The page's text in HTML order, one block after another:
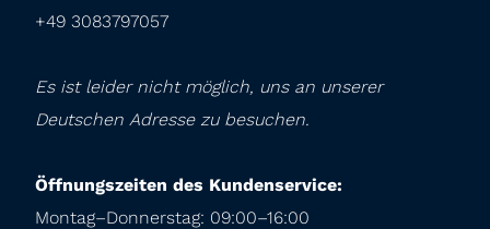
+49 3083797057
Es ist leider nicht möglich, uns an unserer
Deutschen Adresse zu besuchen.
Öffnungszeiten des Kundenservice:
Montag–Donnerstag: 09:00–16:00